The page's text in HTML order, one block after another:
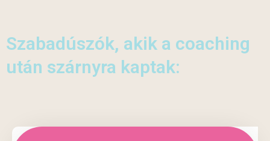
Szabadúszók, akik a coaching
után szárnyra kaptak: